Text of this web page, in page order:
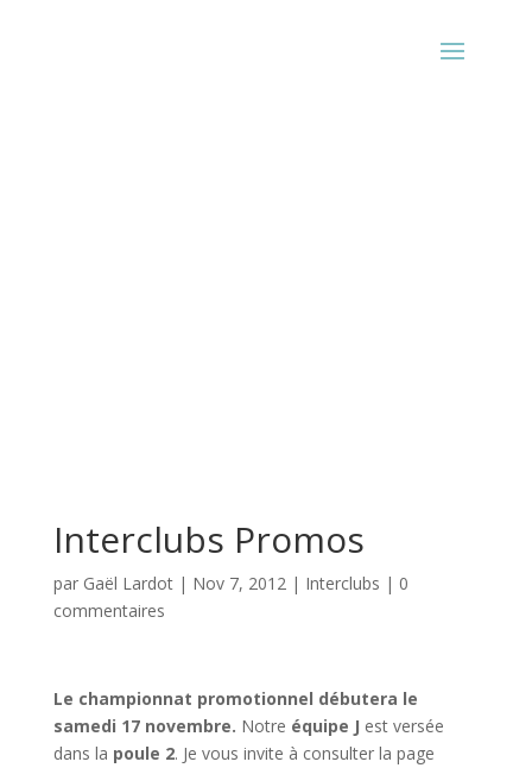
Interclubs Promos
par Gaël Lardot| Nov 7, 2012| Interclubs | 0
commentaires
Le championnat promotionnel débutera le
samedi 17 novembre. Notre équipe J est versée
dans la poule 2. Je vous invite à consulter la page